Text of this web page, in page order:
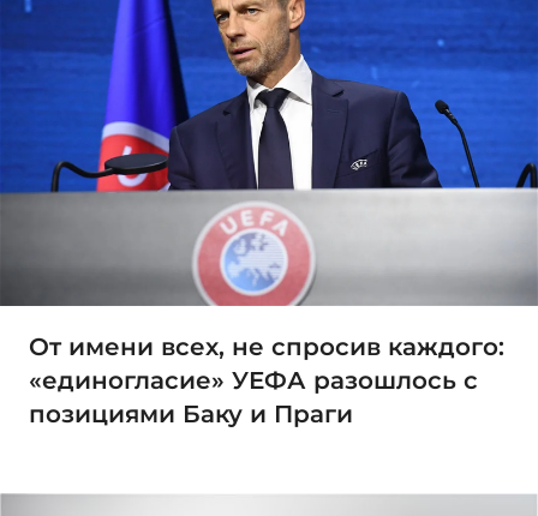
От имени всех, не спросив каждого:
«единогласие» УЕФА разошлось с
позициями Баку и Праги